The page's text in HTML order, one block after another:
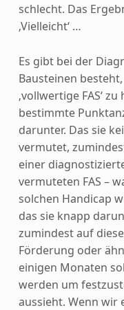
schlecht. Das
‚Vielleicht‘ …
Es gibt bei der
Bausteinen
‚vollwertige FAS‘
bestimmte
darunter. Das sie
vermutet,
einer
vermuteten FAS –
solchen Handicap
das sie knapp
zumindest auf
Förderung oder
einigen Monaten
werden um
aussieht. Wenn wir